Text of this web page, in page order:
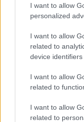
I want to allow
personalized
I want to allow
related to
device identifiers
I want to allow
related to
I want to allow
related to
Tελευταίες